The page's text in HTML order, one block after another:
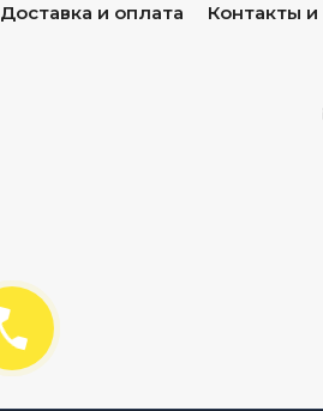
Доставка и оплата Контакты